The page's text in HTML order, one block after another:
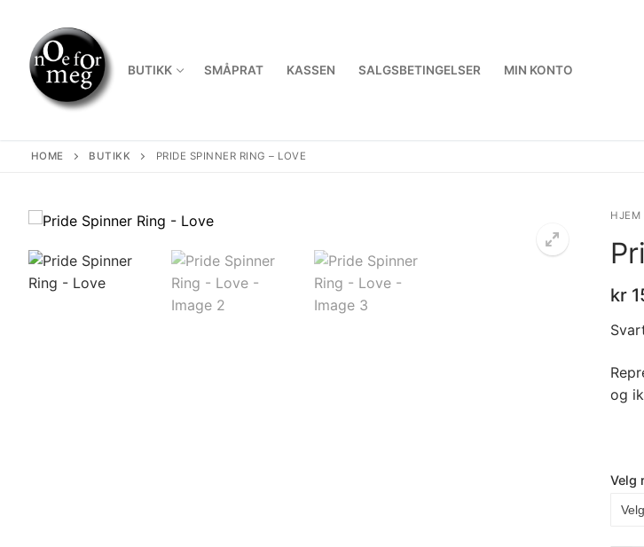
content
BUTIKK SMÅPRAT KASSEN SALGSBETINGELSER MIN KONTO
HOME BUTIKK PRIDE SPINNER RING – LOVE
HJEM
kr
og
Velg